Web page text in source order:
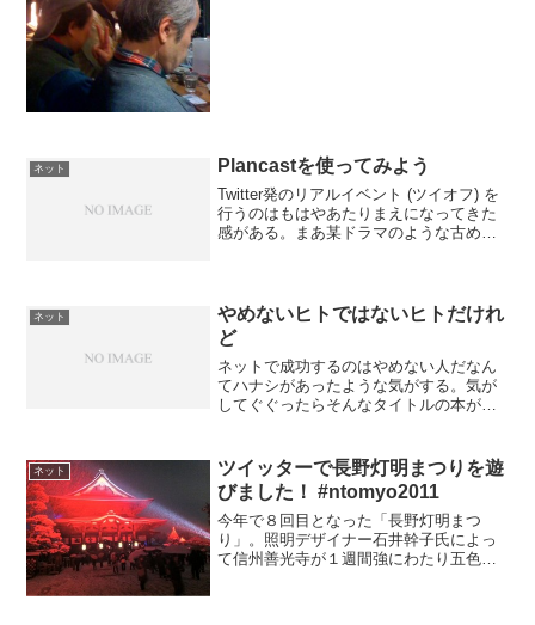
ネット Plancastを使ってみよう
Twitter発のリアルイベント (ツイオフ) を
行うのはもはやあたりまえになってきた
感がある。まあ某ドラマのような古めか
募集ー！」...
ネット
やめないヒトではないヒトだけれ
ど
ネットで成功するのはやめない人だなん
てハナシがあったような気がする。気が
してぐぐったらそんなタイトルの本が出
「キャラ」がたちやすくなってくるとか
そういうことなんじゃない...
ネット
ツイッターで長野灯明まつりを遊
びました！ #ntomyo2011
今年で８回目となった「長野灯明まつ
り」。照明デザイナー石井幹子氏によっ
て信州善光寺が１週間強にわたり五色に